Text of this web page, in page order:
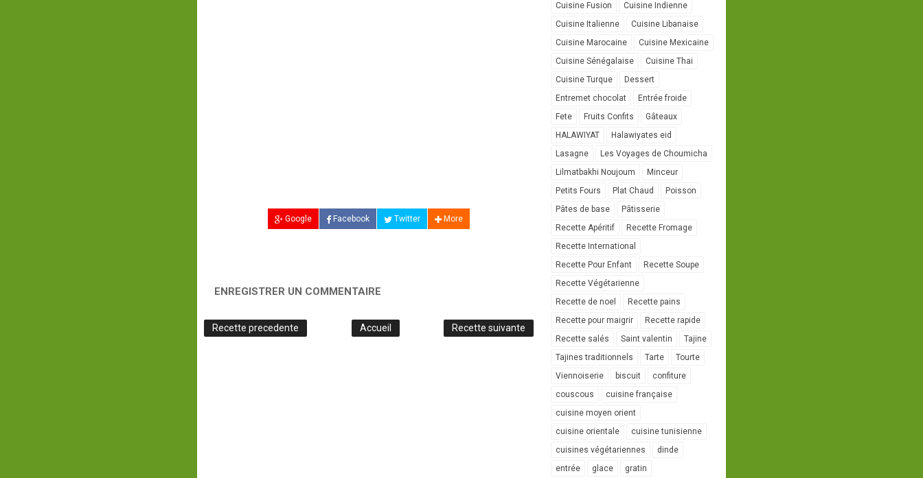
Google Facebook Twitter More
ENREGISTRER UN COMMENTAIRE
Recette precedente Recette suivante
Accueil
Cuisine Fusion
Cuisine Indienne
Cuisine Italienne
Cuisine Libanaise
Cuisine Marocaine
Cuisine Mexicaine
Cuisine Sénégalaise
Cuisine Thai
Cuisine Turque
Dessert
Entremet chocolat
Entrée froide
Fete
Fruits Confits
Gâteaux
HALAWIYAT
Halawiyates eid
Lasagne
Les Voyages de Choumicha
Lilmatbakhi Noujoum
Minceur
Petits Fours
Plat Chaud
Poisson
Pâtes de base
Pâtisserie
Recette Apéritif
Recette Fromage
Recette International
Recette Pour Enfant
Recette Soupe
Recette Végétarienne
Recette de noel
Recette pains
Recette pour maigrir
Recette rapide
Recette salés
Saint valentin
Tajine
Tajines traditionnels
Tarte
Tourte
Viennoiserie
biscuit
confiture
couscous
cuisine française
cuisine moyen orient
cuisine orientale
cuisine tunisienne
cuisines végétariennes
dinde
entrée
glace
gratin